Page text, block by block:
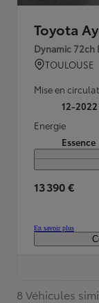
Toyota
Dynamic 72ch
TOULOUSE
Mise en
12-2022
Energie
Essence
13 390 €
En savoir plus
8 Véhicules